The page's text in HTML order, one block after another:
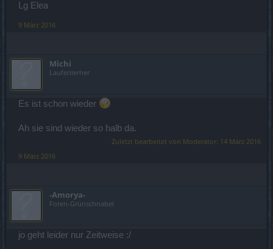
Lg Elea
9 März 2016
Michi
Laufenlerner
Es ist schon wieder
Ah sie sind wieder so halb da.
Zuletzt bearbeitet von Moderator: 14 März 2016
9 März 2016
-Amorya-
Foren-Grünschnabel
jo geht leider nur Zeitweise :/